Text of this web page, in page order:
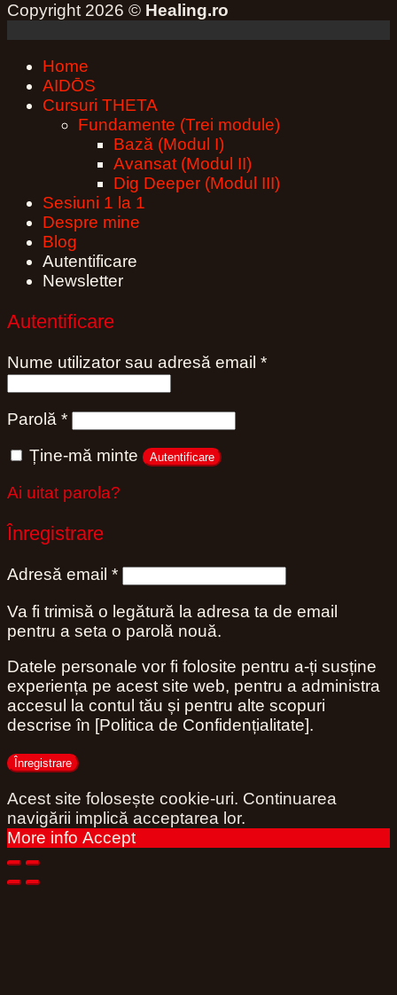
Copyright 2026 © Healing.ro
Home
AIDŌS
Cursuri THETA
Fundamente (Trei module)
Bază (Modul I)
Avansat (Modul II)
Dig Deeper (Modul III)
Sesiuni 1 la 1
Despre mine
Blog
Autentificare
Newsletter
Autentificare
Nume utilizator sau adresă email *Obligatoriu
Parolă *Obligatoriu
Ține-mă minte Autentificare
Ai uitat parola?
Înregistrare
Adresă email *Obligatoriu
Va fi trimisă o legătură la adresa ta de email
pentru a seta o parolă nouă.
Datele personale vor fi folosite pentru a-ți susține
experiența pe acest site web, pentru a administra
accesul la contul tău și pentru alte scopuri
descrise în [Politica de Confidențialitate].
Înregistrare
Acest site folosește cookie-uri. Continuarea
navigării implică acceptarea lor.
More info Accept